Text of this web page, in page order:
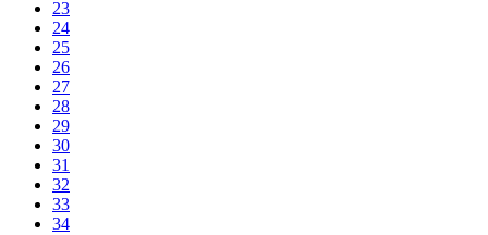
23
24
25
26
27
28
29
30
31
32
33
34